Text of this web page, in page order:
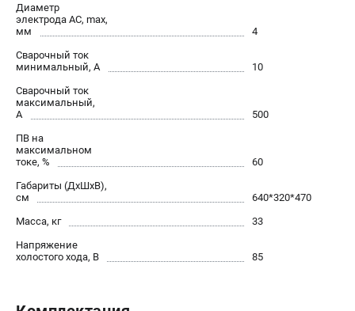
ТЕЛЕФОН (САНКТ-ПЕТЕРБУРГ)
+7 (812) 317-60-57
Информация размещённая на сайте не является публичной
офертой.
проспект Александровской Фермы, 29АЛ
вс - выходной
zakaz@fubagtorg.ru
Диаметр
электрода AC, max,
мм
4
Сварочный ток
минимальный, А
10
Сварочный ток
максимальный,
А
500
ПВ на
максимальном
токе, %
60
Габариты (ДхШхВ),
см
640*320*470
Масса, кг
33
Напряжение
холостого хода, В
85